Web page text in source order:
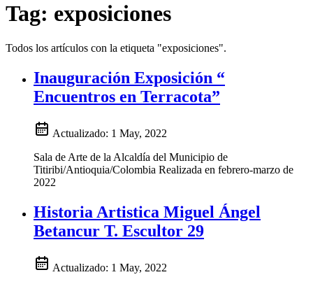
Tag: exposiciones
Todos los artículos con la etiqueta "exposiciones".
Inauguración Exposición “
Encuentros en Terracota”
Actualizado: 1 May, 2022
Sala de Arte de la Alcaldía del Municipio de
Titiribi/Antioquia/Colombia Realizada en febrero-marzo de
2022
Historia Artistica Miguel Ángel
Betancur T. Escultor 29
Actualizado: 1 May, 2022